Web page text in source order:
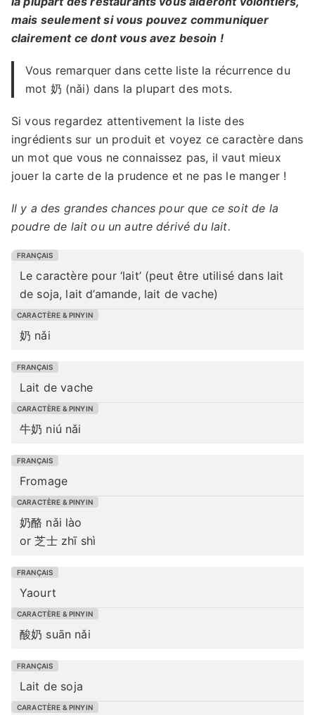
mais seulement si vous pouvez communiquer
clairement ce dont vous avez besoin !
Vous remarquer dans cette liste la récurrence du
mot 奶 (nǎi) dans la plupart des mots.
Si vous regardez attentivement la liste des
ingrédients sur un produit et voyez ce caractère dans
un mot que vous ne connaissez pas, il vaut mieux
jouer la carte de la prudence et ne pas le manger !
Il y a des grandes chances pour que ce soit de la
poudre de lait ou un autre dérivé du lait.
Le caractère pour ‘lait’ (peut être utilisé dans lait
de soja, lait d’amande, lait de vache)
奶 nǎi
Lait de vache
牛奶 niú nǎi
Fromage
奶酪 nǎi lào
or 芝士 zhī shì
Yaourt
酸奶 suān nǎi
Lait de soja